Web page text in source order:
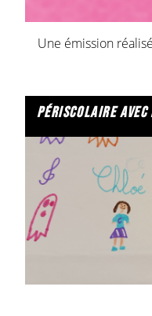
périscolaire avec